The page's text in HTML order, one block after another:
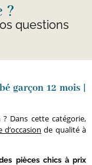
?
questions
garçon 12 mois |
Dans cette catégorie,
de qualité à
pièces chics à prix